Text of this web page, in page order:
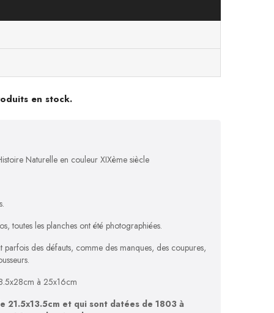
en stock.
Naturelle en couleur XIXème siècle
toutes les planches ont été photographiées.
parfois des défauts, comme des manques, des coupures,
à 25x16cm
21.5x13.5cm et qui sont datées de 1803 à